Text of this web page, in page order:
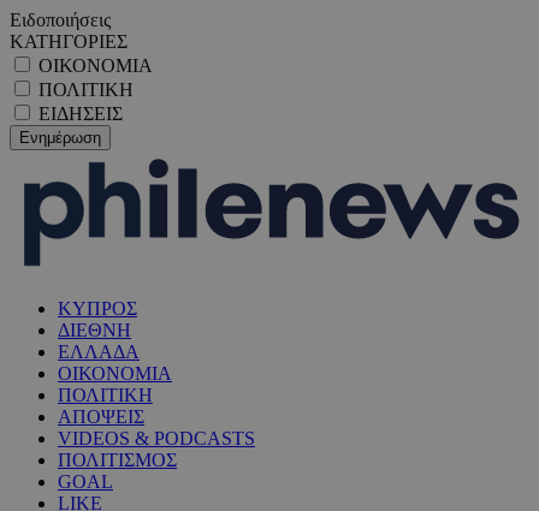
Ειδοποιήσεις
ΚΑΤΗΓΟΡΙΕΣ
ΟΙΚΟΝΟΜΙΑ
ΠΟΛΙΤΙΚΗ
ΕΙΔΗΣΕΙΣ
ΚΥΠΡΟΣ
ΔΙΕΘΝΗ
ΕΛΛΑΔΑ
ΟΙΚΟΝΟΜΙΑ
ΠΟΛΙΤΙΚΗ
ΑΠΟΨΕΙΣ
VIDEOS & PODCASTS
ΠΟΛΙΤΙΣΜΟΣ
GOAL
LIKE